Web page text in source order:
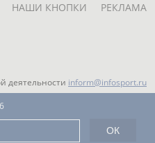
НАШИ КНОПКИ РЕКЛАМА
деятельности inform@infosport.ru